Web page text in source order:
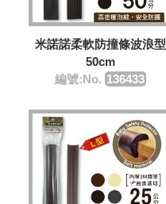
米諾諾柔軟防撞條波浪型
50cm
編號:No. 136433